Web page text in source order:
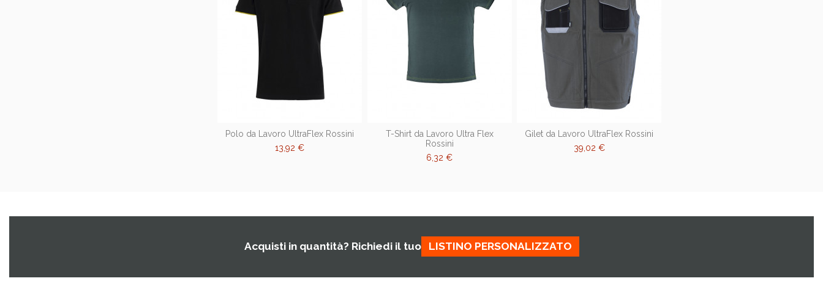
Polo da Lavoro UltraFlex Rossini
13,92 €
T-Shirt da Lavoro Ultra Flex
Rossini
6,32 €
Gilet da Lavoro UltraFlex Rossini
39,02 €
Acquisti in quantità? Richiedi il tuo LISTINO PERSONALIZZATO